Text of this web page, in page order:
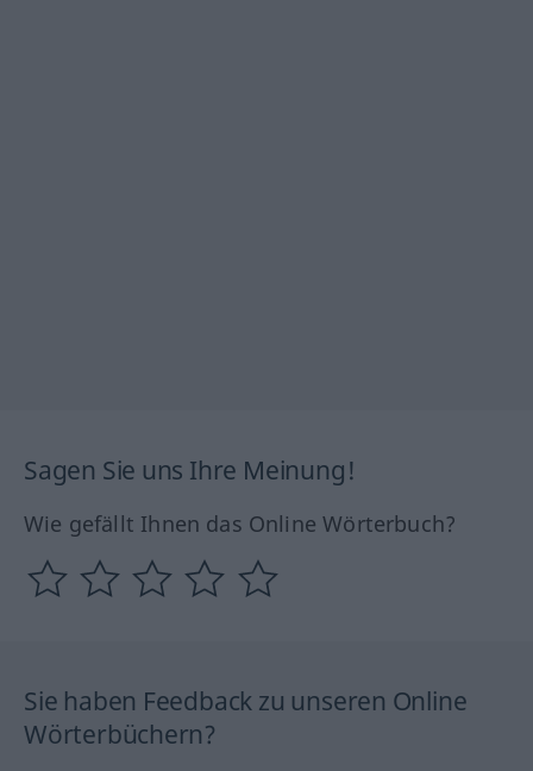
Sagen Sie uns Ihre Meinung!
Wie gefällt Ihnen das Online Wörterbuch?
Sie haben Feedback zu unseren Online
Wörterbüchern?